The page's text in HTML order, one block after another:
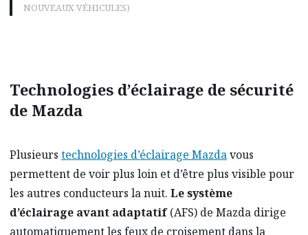
NOUVEAUX VÉHICULES)
Technologies d’éclairage de sécurité
de Mazda
Plusieurs technologies d’éclairage Mazdavous
permettent de voir plus loin et d’être plus visible pour
les autres conducteurs la nuit. Le système
d’éclairage avant adaptatif(AFS) de Mazda dirige
automatiquement les feux de croisement dans la